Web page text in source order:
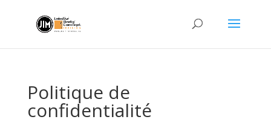
Politique de
confidentialité